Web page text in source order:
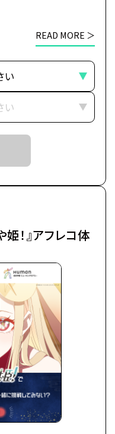
ざいます。
合がございます。
校舎の職員より
んので
す。
高生・酒寄彩葉は、
忙な日々を送って
上の仮想空間＜ツク
(配信者)・月見ヤ
創作活動を行う＜ツ
活をしつつ、バトルゲ
た。
色に光り輝くゲーミ
らしい赤ちゃん。
んはみるみるうちに
女の子に。
放題。
は、ツクヨミでのラ
を作り、かぐやがラ
READ MORE ＞
！』アフレコ体